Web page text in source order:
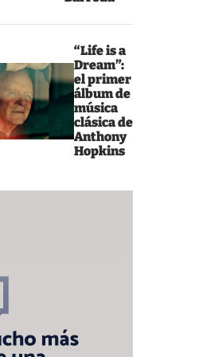
“Life is a
Dream”:
el primer
álbum de
música
clásica de
Anthony
Hopkins